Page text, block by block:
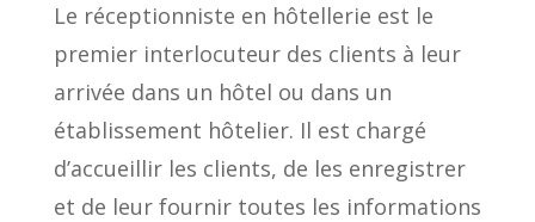
Le réceptionniste en hôtellerie est le
premier interlocuteur des clients à leur
arrivée dans un hôtel ou dans un
établissement hôtelier. Il est chargé
d’accueillir les clients, de les enregistrer
et de leur fournir toutes les informations